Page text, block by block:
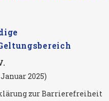
2025)
zur Barrierefreiheit